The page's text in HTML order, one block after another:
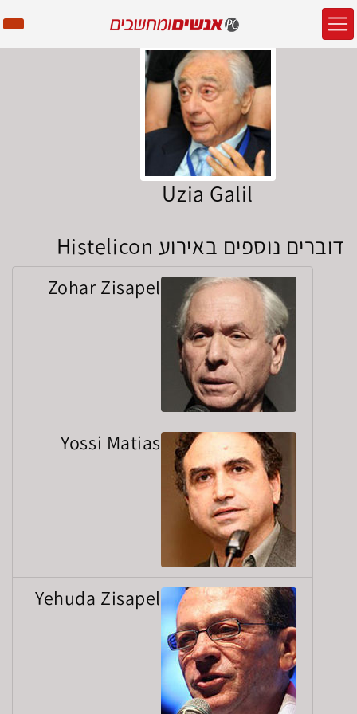
Uzia Galil
דוברים נוספים באירוע Histelicon
Zohar Zisapel
Yossi Matias
Yehuda Zisapel